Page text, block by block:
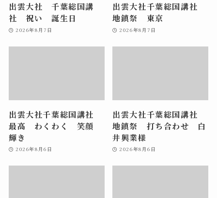
出雲大社 千葉総国講
社 祝い 誕生日
2026年8月7日
出雲大社千葉総国講社
地鎮祭 東京
2026年8月7日
出雲大社千葉総国講社
最高 わくわく 笑顔
輝き
2026年8月6日
出雲大社千葉総国講社
地鎮祭 打ち合わせ 白
井興業様
2026年8月6日